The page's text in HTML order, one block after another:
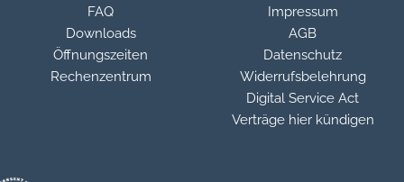
FAQ
Downloads
Öffnungszeiten
Rechenzentrum
Impressum
AGB
Datenschutz
Widerrufsbelehrung
Digital Service Act
Verträge hier kündigen